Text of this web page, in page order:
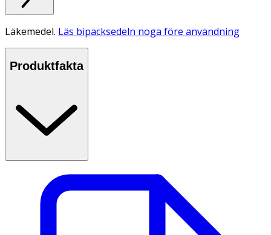
Läkemedel. Läs bipacksedeln noga före användning
Produktfakta